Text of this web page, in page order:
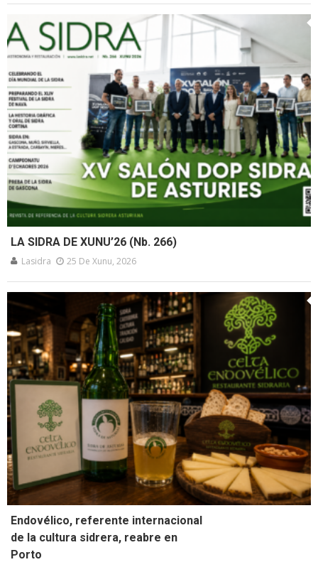
LA SIDRA DE XUNU’26 (Nb. 266)
Lasidra 25 De Xunu, 2026
Endovélico, referente internacional
de la cultura sidrera, reabre en
Porto